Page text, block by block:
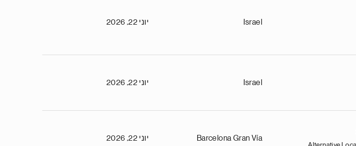
Israel יוני 22, 2026
Israel יוני 22, 2026
Barcelona Gran Vía יוני 22, 2026